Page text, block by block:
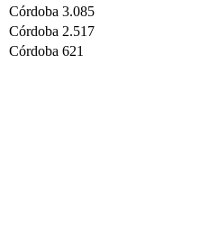
Córdoba 3.085
Córdoba 2.517
Córdoba 621